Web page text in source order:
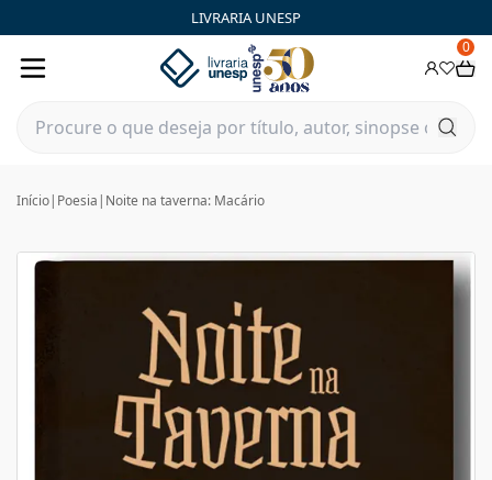
LIVRARIA UNESP
0
Início| Poesia | Noite na taverna: Macário